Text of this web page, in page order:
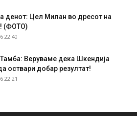
денот: Цел Милан во дресот на
(ФОТО)
22:40
Веруваме дека Шкендија
оствари добар резултат!
22:21